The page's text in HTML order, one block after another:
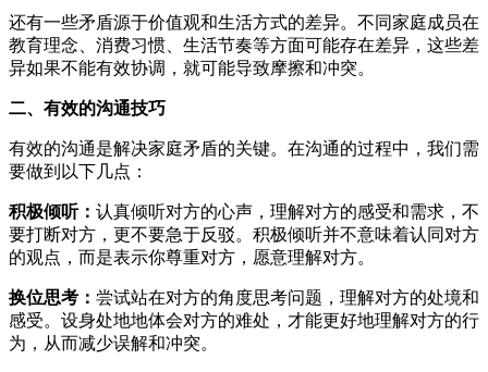
还有一些矛盾源于价值观和生活方式的差异。不同家庭成员在
教育理念、消费习惯、生活节奏等方面可能存在差异，这些差
异如果不能有效协调，就可能导致摩擦和冲突。
二、有效的沟通技巧
有效的沟通是解决家庭矛盾的关键。在沟通的过程中，我们需
要做到以下几点：
积极倾听： 认真倾听对方的心声，理解对方的感受和需求，不
要打断对方，更不要急于反驳。积极倾听并不意味着认同对方
的观点，而是表示你尊重对方，愿意理解对方。
换位思考： 尝试站在对方的角度思考问题，理解对方的处境和
感受。设身处地地体会对方的难处，才能更好地理解对方的行
为，从而减少误解和冲突。